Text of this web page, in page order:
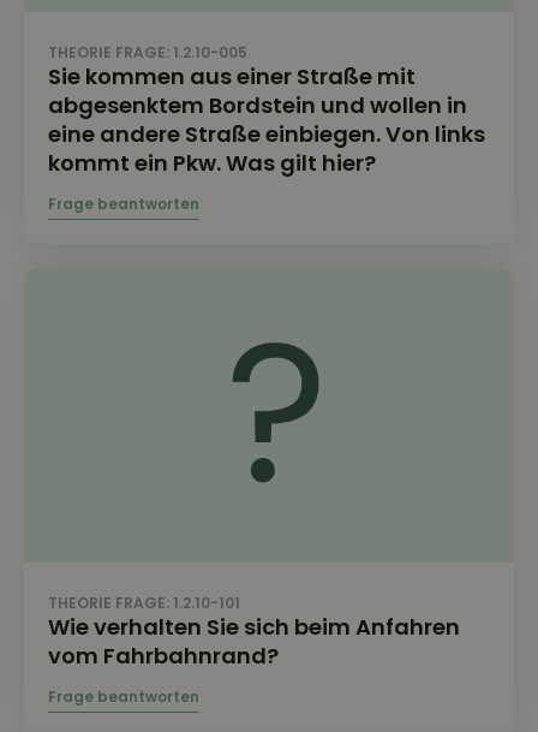
THEORIE FRAGE: 1.2.10-005
Sie kommen aus einer Straße mit
abgesenktem Bordstein und wollen in
eine andere Straße einbiegen. Von links
kommt ein Pkw. Was gilt hier?
THEORIE FRAGE: 1.2.10-101
Wie verhalten Sie sich beim Anfahren
vom Fahrbahnrand?